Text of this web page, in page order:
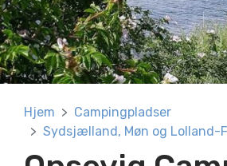
Hjem
Campingpladser
Sydsjælland, Møn og Lolland-